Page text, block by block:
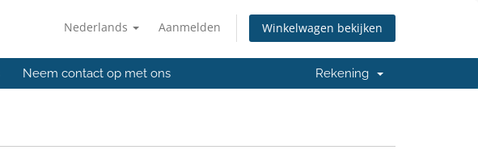
Nederlands Aanmelden Winkelwagen bekijken
Neem contact op met ons Rekening